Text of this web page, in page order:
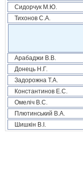
Сидорчук М.Ю.
Тихонов С.А.
Арабаджи В.В.
Донець Н.Г.
Задорожна Т.А.
Константинов Е.С.
Омеліч В.С.
Плютинський В.А.
Шишкін В.І.